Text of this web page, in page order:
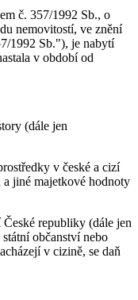
č. 357/1992 Sb., o
nemovitostí, ve znění
1992 Sb."), je nabytí
v období od
(dále jen
v české a cizí
jiné majetkové hodnoty
republiky (dále jen
občanství nebo
v cizině, se daň